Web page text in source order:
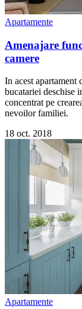
Apartamente
Amenajare
camere
In acest apartament
bucatariei deschise
concentrat pe
nevoilor familiei.
18 oct. 2018
Apartamente